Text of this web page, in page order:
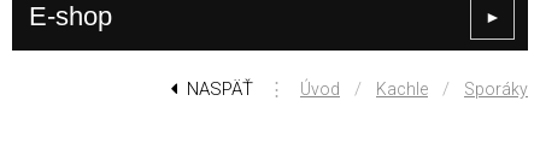
E-shop ►
NASPÄŤ ⋮ Úvod / Kachle / Sporáky